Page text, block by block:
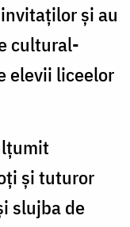
și au
cultural-
elevii liceelor
și tuturor
slujba de